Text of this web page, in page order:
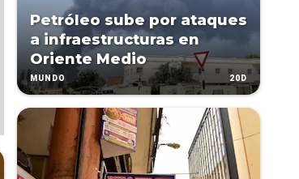
Petróleo sube por ataques
a infraestructuras en
Oriente Medio
MUNDO 20D